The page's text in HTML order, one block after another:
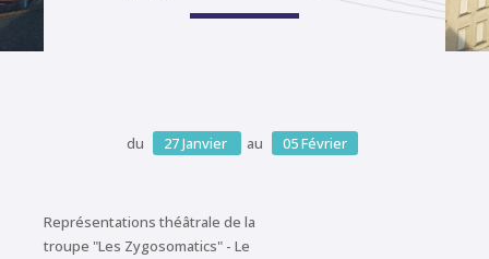
du 27Janvier au 05Février
Représentations théâtrale de la
troupe "Les Zygosomatics" - Le